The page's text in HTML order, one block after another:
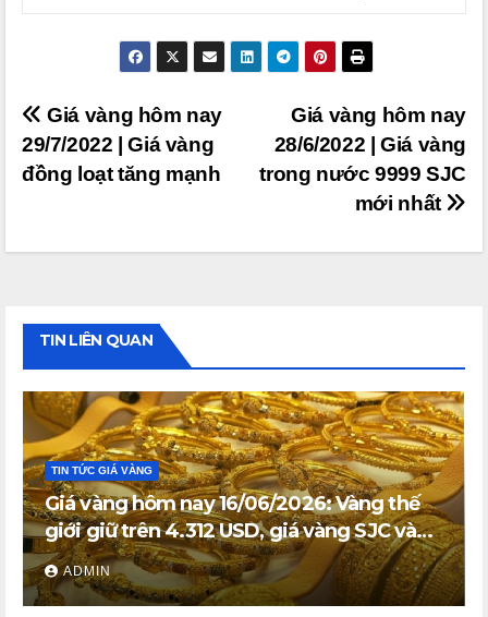
Điều
hướng
bài
Giá vàng hôm nay
28/6/2022 | Giá vàng
trong nước 9999 SJC
mới nhất
Giá vàng hôm nay
29/7/2022 | Giá vàng
đồng loạt tăng mạnh
TIN LIÊN QUAN
TIN TỨC GIÁ VÀNG
Giá vàng hôm nay 16/06/2026: Vàng thế
giới giữ trên 4.312 USD, giá vàng SJC và
vàng nhẫn trong nước đi ngang
ADMIN